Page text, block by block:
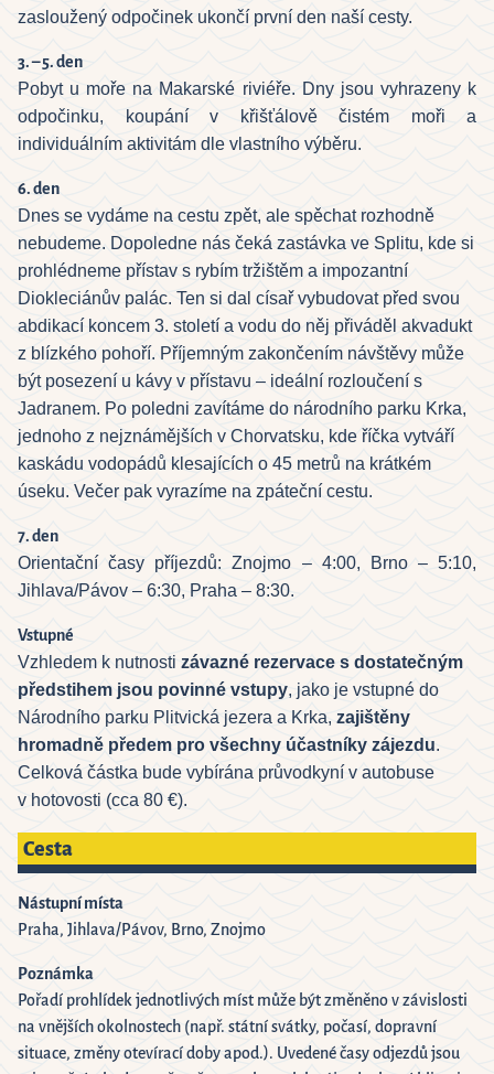
zasloužený odpočinek ukončí první den naší cesty.
3. – 5. den
Pobyt u moře na Makarské riviéře. Dny jsou vyhrazeny k
odpočinku, koupání v křišťálově čistém moři a
individuálním aktivitám dle vlastního výběru.
6. den
Dnes se vydáme na cestu zpět, ale spěchat rozhodně
nebudeme. Dopoledne nás čeká zastávka ve Splitu, kde si
prohlédneme přístav s rybím tržištěm a impozantní
Diokleciánův palác. Ten si dal císař vybudovat před svou
abdikací koncem 3. století a vodu do něj přiváděl akvadukt
z blízkého pohoří. Příjemným zakončením návštěvy může
být posezení u kávy v přístavu – ideální rozloučení s
Jadranem. Po poledni zavítáme do národního parku Krka,
jednoho z nejznámějších v Chorvatsku, kde říčka vytváří
kaskádu vodopádů klesajících o 45 metrů na krátkém
úseku. Večer pak vyrazíme na zpáteční cestu.
7. den
Orientační časy příjezdů: Znojmo – 4:00, Brno – 5:10,
Jihlava/Pávov – 6:30, Praha – 8:30.
Vstupné
Vzhledem k nutnosti závazné rezervace s dostatečným
předstihem jsou povinné vstupy, jako je vstupné do
Národního parku Plitvická jezera a Krka, zajištěny
hromadně předem pro všechny účastníky zájezdu.
Celková částka bude vybírána průvodkyní v autobuse
v hotovosti (cca 80 €).
Cesta
Nástupní místa
Praha, Jihlava/Pávov, Brno, Znojmo
Poznámka
Pořadí prohlídek jednotlivých míst může být změněno v závislosti
na vnějších okolnostech (např. státní svátky, počasí, dopravní
situace, změny otevírací doby apod.). Uvedené časy odjezdů jsou